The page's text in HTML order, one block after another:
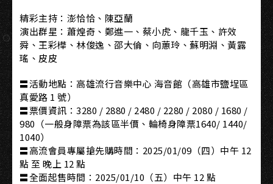
精彩主持：澎恰恰、陳亞蘭
演出群星：蕭煌奇、鄭進一、蔡小虎、龍千玉、許效
舜、王彩樺、林俊逸、邵大倫、向蕙玲、蘇明淵、黃露
瑤、皮皮
〓活動地點：高雄流行音樂中心 海音館（高雄市鹽埕區
真愛路 1 號）
〓票價資訊：3280 / 2880 / 2480 / 2280 / 2080 / 1680 /
980（一般身障票為該區半價、輪椅身障票1640/ 1440/
1040）
〓高流會員專屬搶先購時間：2025/01/09（四）中午 12
點 至 晚上 12 點
〓全面起售時間：2025/01/10（五）中午 12 點